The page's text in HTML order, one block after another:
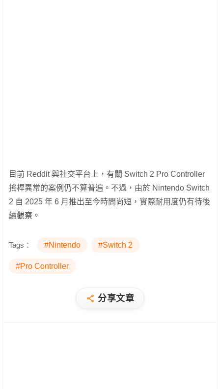
目前 Reddit 與社交平台上，有關 Switch 2 Pro Controller
搖桿異常的案例仍不算普遍。不過，由於 Nintendo Switch
2 自 2025 年 6 月推出至今時間尚短，實際耐用度仍有待後
續觀察。
Tags： #Nintendo #Switch 2
#Pro Controller
分享文章